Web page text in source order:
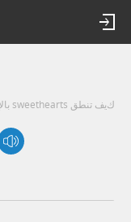
كيف تنطق sweethearts بالإنجليزية